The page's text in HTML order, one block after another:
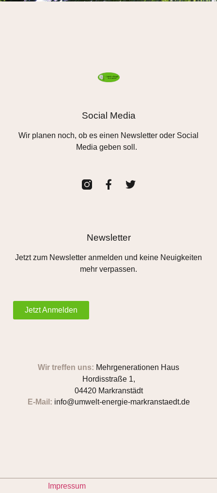
Social Media
Wir planen noch, ob es einen Newsletter oder Social
Media geben soll.
Newsletter
Jetzt zum Newsletter anmelden und keine Neuigkeiten
mehr verpassen.
Jetzt Anmelden
Wir treffen uns: Mehrgenerationen Haus
Hordisstraße 1,
04420 Markranstädt
E-Mail: info@umwelt-energie-markranstaedt.de
Impressum